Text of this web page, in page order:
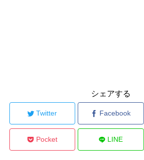
シェアする
Twitter Facebook
Pocket LINE